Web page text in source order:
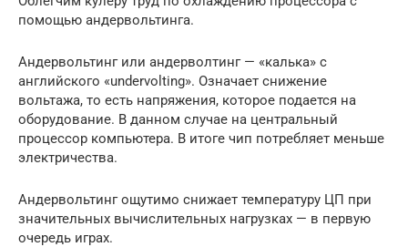
помощью андервольтинга.
Андервольтинг или андерволтинг — «калька» с
английского «undervolting». Означает снижение
вольтажа, то есть напряжения, которое подается на
оборудование. В данном случае на центральный
процессор компьютера. В итоге чип потребляет меньше
электричества.
Андервольтинг ощутимо снижает температуру ЦП при
значительных вычислительных нагрузках — в первую
очередь играх.